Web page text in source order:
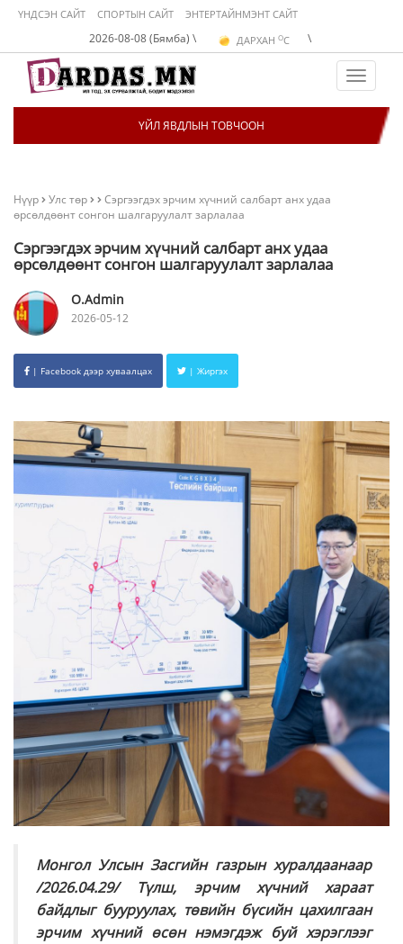
ҮНДСЭН САЙТ СПОРТЫН САЙТ ЭНТЕРТАЙНМЭНТ САЙТ
2026-08-08 (Бямба) \ ДАРХАН OC
ЭРДЭНЭТ C
\
Toggle
ҮЙЛ ЯВДЛЫН ТОВЧООН
Нүүр Улс төр
Сэргээгдэх эрчим хүчний салбарт анх удаа
өрсөлдөөнт сонгон шалгаруулалт зарлалаа
Сэргээгдэх эрчим хүчний салбарт анх удаа
өрсөлдөөнт сонгон шалгаруулалт зарлалаа
O.Admin
2026-05-12
| Facebook дээр хуваалцах | Жиргэх
Монгол Улсын Засгийн газрын хуралдаанаар
/2026.04.29/ Түлш, эрчим хүчний хараат
байдлыг бууруулах, төвийн бүсийн цахилгаан
эрчим хүчний өсөн нэмэгдэж буй хэрэглээг